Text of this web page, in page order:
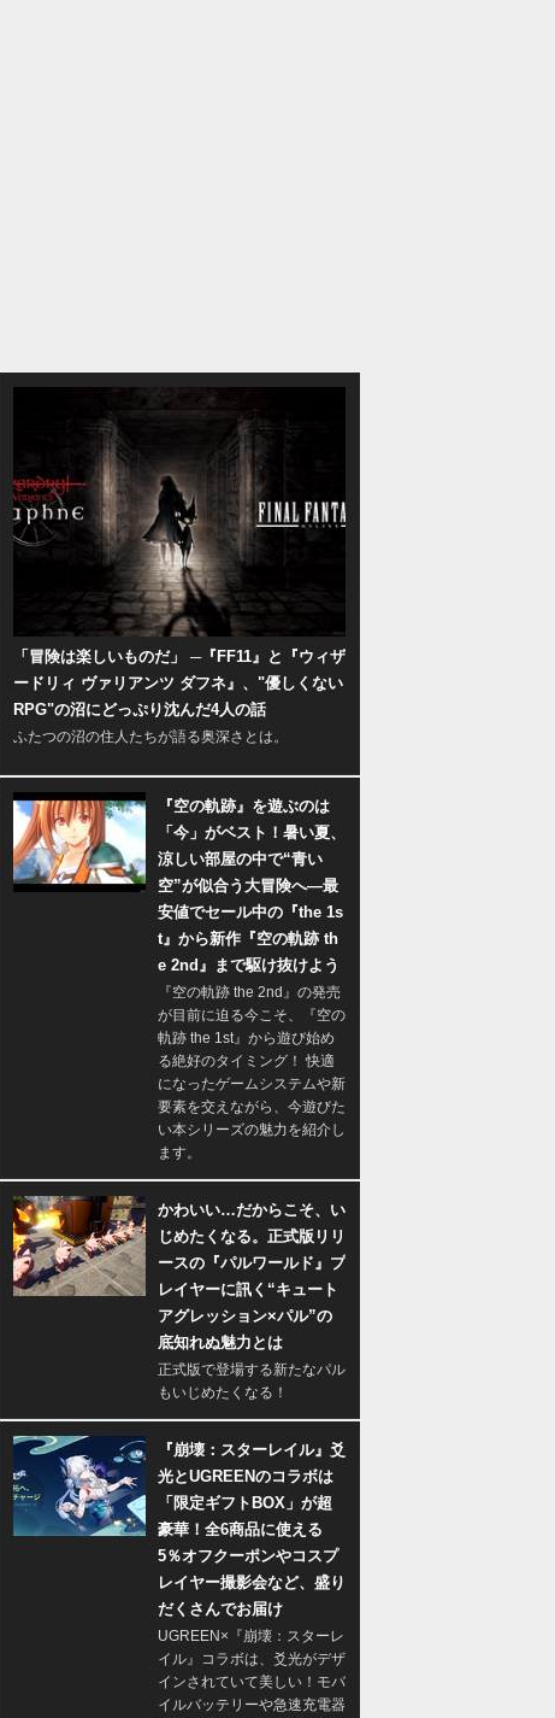
「冒険は楽しいものだ」 ─『FF11』と『ウィザ
ードリィ ヴァリアンツ ダフネ』、"優しくない
RPG"の沼にどっぷり沈んだ4人の話
ふたつの沼の住人たちが語る奥深さとは。
『空の軌跡』を遊ぶのは
「今」がベスト！暑い夏、
涼しい部屋の中で“青い
空”が似合う大冒険へ―最
安値でセール中の『the 1s
t』から新作『空の軌跡 th
e 2nd』まで駆け抜けよう
『空の軌跡 the 2nd』の発売
が目前に迫る今こそ、『空の
軌跡 the 1st』から遊び始め
る絶好のタイミング！ 快適
になったゲームシステムや新
要素を交えながら、今遊びた
い本シリーズの魅力を紹介し
ます。
かわいい…だからこそ、い
じめたくなる。正式版リリ
ースの『パルワールド』プ
レイヤーに訊く“キュート
アグレッション×パル”の
底知れぬ魅力とは
正式版で登場する新たなパル
もいじめたくなる！
『崩壊：スターレイル』爻
光とUGREENのコラボは
「限定ギフトBOX」が超
豪華！全6商品に使える
5％オフクーポンやコスプ
レイヤー撮影会など、盛り
だくさんでお届け
UGREEN×『崩壊：スターレ
イル』コラボは、爻光がデザ
インされていて美しい！モバ
イルバッテリーや急速充電器